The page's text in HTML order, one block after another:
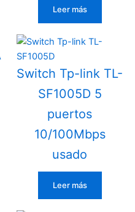
Leer más
Switch Tp-link TL-
SF1005D 5
puertos
10/100Mbps
usado
Leer más